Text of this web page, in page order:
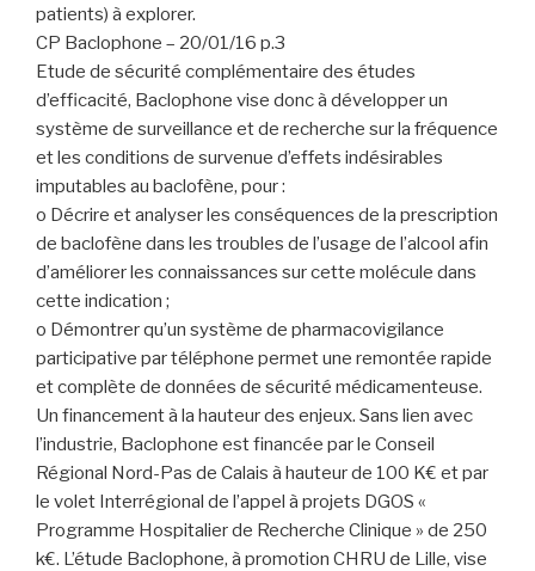
patients) à explorer.
CP Baclophone – 20/01/16 p.3
Etude de sécurité complémentaire des études
d’efficacité, Baclophone vise donc à développer un
système de surveillance et de recherche sur la fréquence
et les conditions de survenue d’effets indésirables
imputables au baclofène, pour :
o Décrire et analyser les conséquences de la prescription
de baclofène dans les troubles de l’usage de l’alcool afin
d’améliorer les connaissances sur cette molécule dans
cette indication ;
o Démontrer qu’un système de pharmacovigilance
participative par téléphone permet une remontée rapide
et complète de données de sécurité médicamenteuse.
Un financement à la hauteur des enjeux. Sans lien avec
l’industrie, Baclophone est financée par le Conseil
Régional Nord-Pas de Calais à hauteur de 100 K€ et par
le volet Interrégional de l’appel à projets DGOS «
Programme Hospitalier de Recherche Clinique » de 250
k€. L’étude Baclophone, à promotion CHRU de Lille, vise